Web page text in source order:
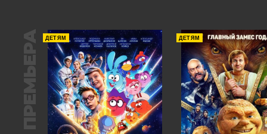
ПРЕМЬЕРА ДЕТЯМ ДЕТЯМ